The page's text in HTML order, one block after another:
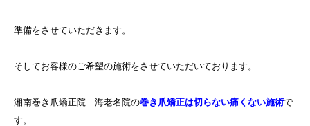
準備をさせていただきます。
そしてお客様のご希望の施術をさせていただいております。
湘南巻き爪矯正院 海老名院の巻き爪矯正は切らない痛くない施術で
す。